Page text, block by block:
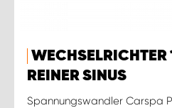
WECHSELRICHTER
REINER SINUS
Spannungswandler Carspa